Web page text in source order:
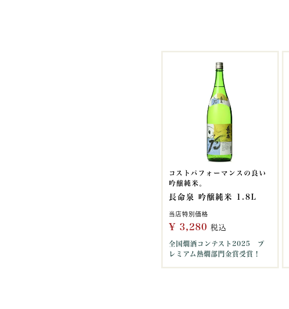
コストパフォーマンスの良い
吟醸純米。
長命泉 吟醸純米 1.8L
当店特別価格
¥ 3,280 税込
全国燗酒コンテスト2025 プ
レミアム熱燗部門金賞受賞！